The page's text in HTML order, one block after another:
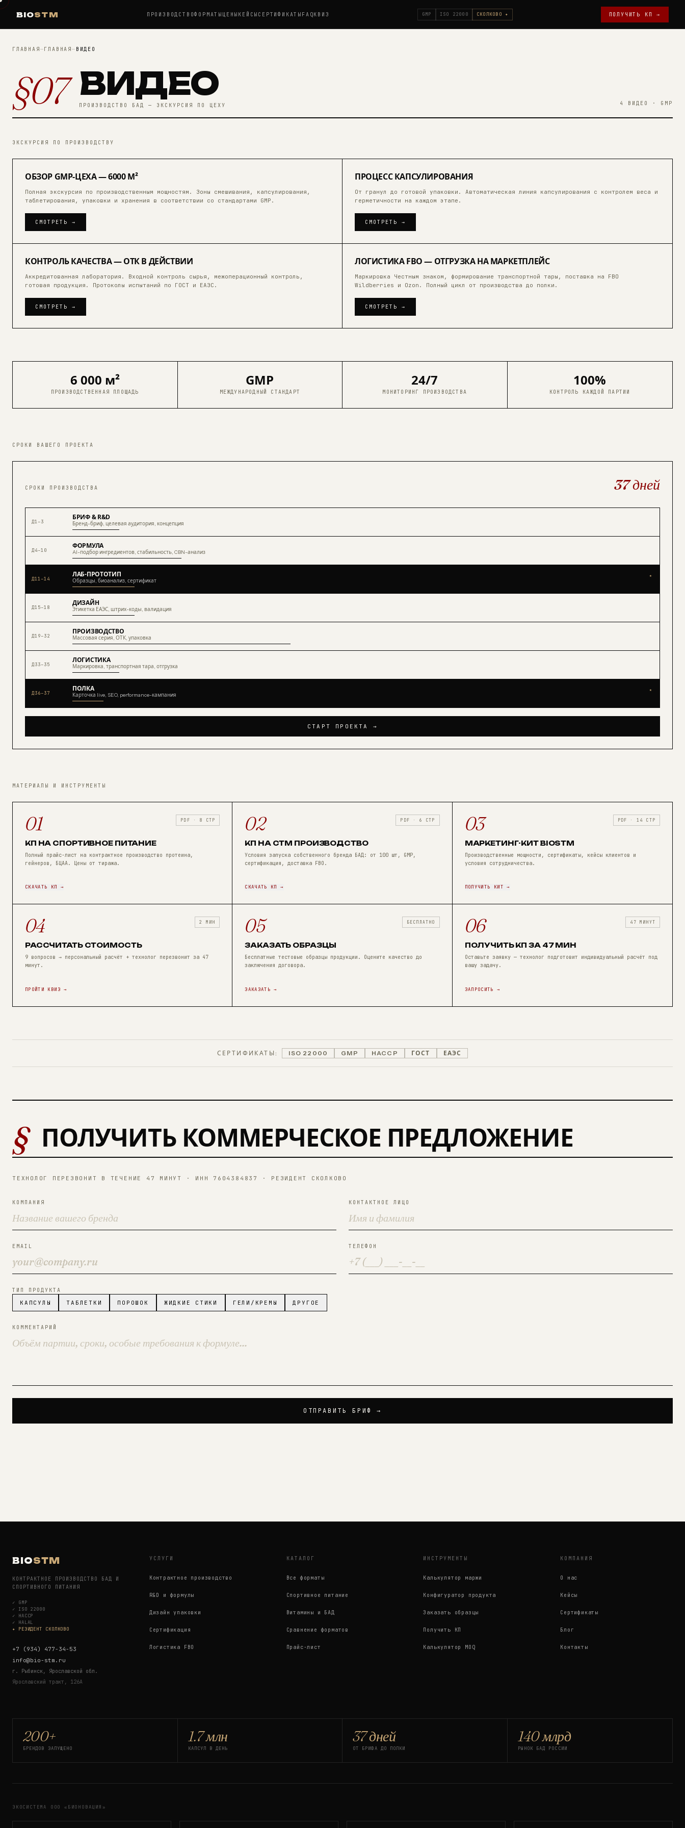
BIOSTM ПРОИЗВОДСТВОФОРМАТЫ ЦЕНЫ КЕЙСЫ СЕРТИФИКАТЫ FAQКВИЗ GMP ISO 22000 СКОЛКОВО ✦ ПОЛУЧИТЬ КП →
ГЛАВНАЯ—ГЛАВНАЯ— ВИДЕО
§07 ВИДЕО
ПРОИЗВОДСТВО БАД — ЭКСКУРСИЯ ПО ЦЕХУ 4 ВИДЕО · GMP
ЭКСКУРСИЯ ПО ПРОИЗВОДСТВУ
8:42
01
ОБЗОР GMP-ЦЕХА — 6000 М²
Полная экскурсия по производственным мощностям. Зоны смешивания, капсулирования,
таблетирования, упаковки и хранения в соответствии со стандартами GMP.
СМОТРЕТЬ →
5:18
02
ПРОЦЕСС КАПСУЛИРОВАНИЯ
От гранул до готовой упаковки. Автоматическая линия капсулирования с контролем веса и
герметичности на каждом этапе.
СМОТРЕТЬ →
6:55
03
КОНТРОЛЬ КАЧЕСТВА — ОТК В ДЕЙСТВИИ
Аккредитованная лаборатория. Входной контроль сырья, межоперационный контроль,
готовая продукция. Протоколы испытаний по ГОСТ и ЕАЭС.
СМОТРЕТЬ →
4:30
04
ЛОГИСТИКА FBO — ОТГРУЗКА НА МАРКЕТПЛЕЙС
Маркировка Честным знаком, формирование транспортной тары, поставка на FBO
Wildberries и Ozon. Полный цикл от производства до полки.
СМОТРЕТЬ →
6 000 м²
ПРОИЗВОДСТВЕННАЯ ПЛОЩАДЬ
GMP
МЕЖДУНАРОДНЫЙ СТАНДАРТ
24/7
МОНИТОРИНГ ПРОИЗВОДСТВА
100%
КОНТРОЛЬ КАЖДОЙ ПАРТИИ
СРОКИ ВАШЕГО ПРОЕКТА
СРОКИ ПРОИЗВОДСТВА 37дней
Д1–3
БРИФ & R&D
Бренд-бриф, целевая аудитория, концепция
Д4–10
ФОРМУЛА
AI-подбор ингредиентов, стабильность, CBN-анализ
Д11–14
ЛАБ-ПРОТОТИП
Образцы, биоанализ, сертификат
★
Д15–18
ДИЗАЙН
Этикетка ЕАЭС, штрих-коды, валидация
Д19–32
ПРОИЗВОДСТВО
Массовая серия, ОТК, упаковка
Д33–35
ЛОГИСТИКА
Маркировка, транспортная тара, отгрузка
Д36–37
ПОЛКА
Карточка live, SEO, performance-кампания
★
СТАРТ ПРОЕКТА →
МАТЕРИАЛЫ И ИНСТРУМЕНТЫ
01 PDF · 8 СТР
КП НА СПОРТИВНОЕ ПИТАНИЕ
Полный прайс-лист на контрактное производство протеина,
гейнеров, БЦАА. Цены от тиража.
СКАЧАТЬ КП →
02 PDF · 6 СТР
КП НА СТМ ПРОИЗВОДСТВО
Условия запуска собственного бренда БАД: от 100 шт, GMP,
сертификация, доставка FBO.
СКАЧАТЬ КП →
03 PDF · 14 СТР
МАРКЕТИНГ-КИТ BIOSTM
Производственные мощности, сертификаты, кейсы клиентов и
условия сотрудничества.
ПОЛУЧИТЬ КИТ →
04 2 МИН
РАССЧИТАТЬ СТОИМОСТЬ
9 вопросов → персональный расчёт + технолог перезвонит за 47
минут.
ПРОЙТИ КВИЗ →
05 БЕСПЛАТНО
ЗАКАЗАТЬ ОБРАЗЦЫ
Бесплатные тестовые образцы продукции. Оцените качество до
заключения договора.
ЗАКАЗАТЬ →
06 47 МИНУТ
ПОЛУЧИТЬ КП ЗА 47 МИН
Оставьте заявку — технолог подготовит индивидуальный расчёт под
вашу задачу.
ЗАПРОСИТЬ →
СЕРТИФИКАТЫ: ISO 22000 GMP HACCP ГОСТ ЕАЭС
§ ПОЛУЧИТЬ КОММЕРЧЕСКОЕ ПРЕДЛОЖЕНИЕ
ТЕХНОЛОГ ПЕРЕЗВОНИТ В ТЕЧЕНИЕ 47 МИНУТ · ИНН 7604384837 · РЕЗИДЕНТ СКОЛКОВО
КОМПАНИЯ КОНТАКТНОЕ ЛИЦО
EMAIL ТЕЛЕФОН
ТИП ПРОДУКТА
КАПСУЛЫ ТАБЛЕТКИ ПОРОШОК ЖИДКИЕ СТИКИ ГЕЛИ/КРЕМЫ ДРУГОЕ
КОММЕНТАРИЙ
ОТПРАВИТЬ БРИФ →
BIOSTM
КОНТРАКТНОЕ ПРОИЗВОДСТВО БАД И
СПОРТИВНОГО ПИТАНИЯ
✓ GMP
✓ ISO 22000
✓ HACCP
✓ HALAL
✦ РЕЗИДЕНТ СКОЛКОВО
+7 (934) 477-34-53
info@bio-stm.ru
г. Рыбинск, Ярославской обл.
Ярославский тракт, 126А
УСЛУГИ
Контрактное производство
R&D и формулы
Дизайн упаковки
Сертификация
Логистика FBO
КАТАЛОГ
Все форматы
Спортивное питание
Витамины и БАД
Сравнение форматов
Прайс-лист
ИНСТРУМЕНТЫ
Калькулятор маржи
Конфигуратор продукта
Заказать образцы
Получить КП
Калькулятор MOQ
КОМПАНИЯ
О нас
Кейсы
Сертификаты
Блог
Контакты
200+
БРЕНДОВ ЗАПУЩЕНО
1.7 млн
КАПСУЛ В ДЕНЬ
37 дней
ОТ БРИФА ДО ПОЛКИ
140 млрд
РЫНОК БАД РОССИИ
ЭКОСИСТЕМА ООО «БИОНОВАЦИЯ»